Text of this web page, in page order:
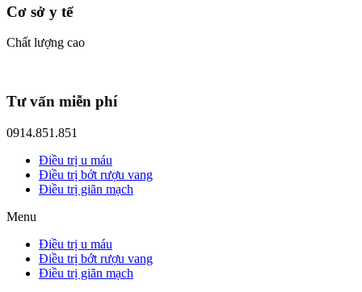
Cơ sở y tế
Chất lượng cao
Tư vấn miễn phí
0914.851.851
Điều trị u máu
Điều trị bớt rượu vang
Điều trị giãn mạch
Menu
Điều trị u máu
Điều trị bớt rượu vang
Điều trị giãn mạch